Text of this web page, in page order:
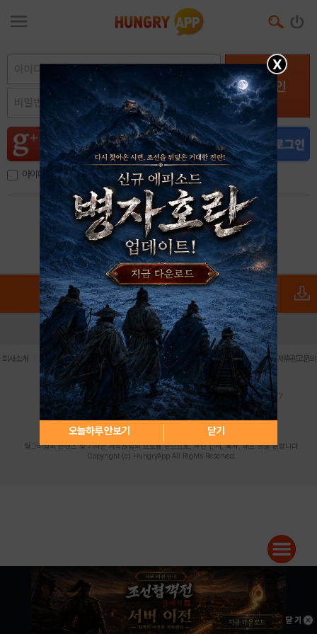
로그인
아이디, 이메일 저장
아이디 / 비밀번호 찾기 회원가입
X
오늘하루 안보기 닫기
로그인 PC버전 전체앱
회사소개 이용약관 | 개인정보 처리방침 | 청소년 보호정책 | 불법촬영물 신고센터 | 제휴광고문의
사업자등록번호:119-86-61101 (주)스마트나우 대표이사:송현두
주소: 서울시 금천구 가산디지털1로 171 연락처:063-284-8635 팩스:02-6265-0377
청소년보호책임자:김동욱desk@hungryapp.co.kr
등록번호:서울아02322 | 등록일자:2016년4월25일
발행인:(주)스마트나우 송현두 | 편집인:김동욱
헝그리앱의 콘텐츠 및 기사는 저작권법의 보호를 받으므로, 무단 전재, 복사, 배포 등을 금합니다.
Copyright (c) HungryApp All Rights Reserved.